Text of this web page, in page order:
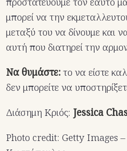
μπορεί να την
μεταξύ του να δίνουμε και
αυτή που διατηρεί την
Να θυμάστε:το να είστε
δεν μπορείτε να
Διάσημη Κριός: Jessica
Photo credit: Getty Images